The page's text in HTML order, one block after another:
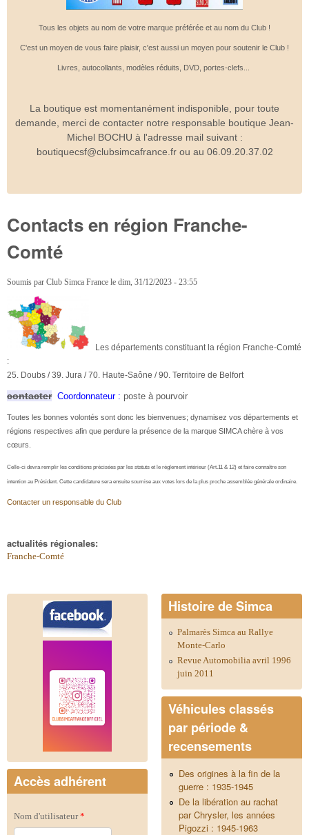
Tous les objets au nom de votre marque préférée et au nom du Club !
C'est un moyen de vous faire plaisir, c'est aussi un moyen pour soutenir le Club !
Livres, autocollants, modèles réduits, DVD, portes-clefs...
La boutique est momentanément indisponible, pour toute
demande, merci de contacter notre responsable boutique Jean-
Michel BOCHU à l'adresse mail suivant :
boutiquecsf@clubsimcafrance.fr ou au 06.09.20.37.02
Contacts en région Franche-
Comté
Soumis par Club Simca France le dim, 31/12/2023 - 23:55
Les départements constituant la région Franche-Comté
:
25. Doubs / 39. Jura / 70. Haute-Saône / 90. Territoire de Belfort
contacter Coordonnateur : poste à pourvoir
Toutes les bonnes volontés sont donc les bienvenues; dynamisez vos départements et
régions respectives afin que perdure la présence de la marque SIMCA chère à vos
cœurs.
Celle-ci devra remplir les conditions précisées par les statuts et le règlement intérieur (Art.11 & 12) et faire connaître son
intention au Président. Cette candidature sera ensuite soumise aux votes lors de la plus proche assemblée générale ordinaire.
Contacter un responsable du Club
actualités régionales:
Franche-Comté
Accès adhérent
Nom d'utilisateur*
Histoire de Simca
Palmarès Simca au Rallye
Monte-Carlo
Revue Automobilia avril 1996
juin 2011
Véhicules classés
par période &
recensements
Des origines à la fin de la
guerre : 1935-1945
De la libération au rachat
par Chrysler, les années
Pigozzi : 1945-1963